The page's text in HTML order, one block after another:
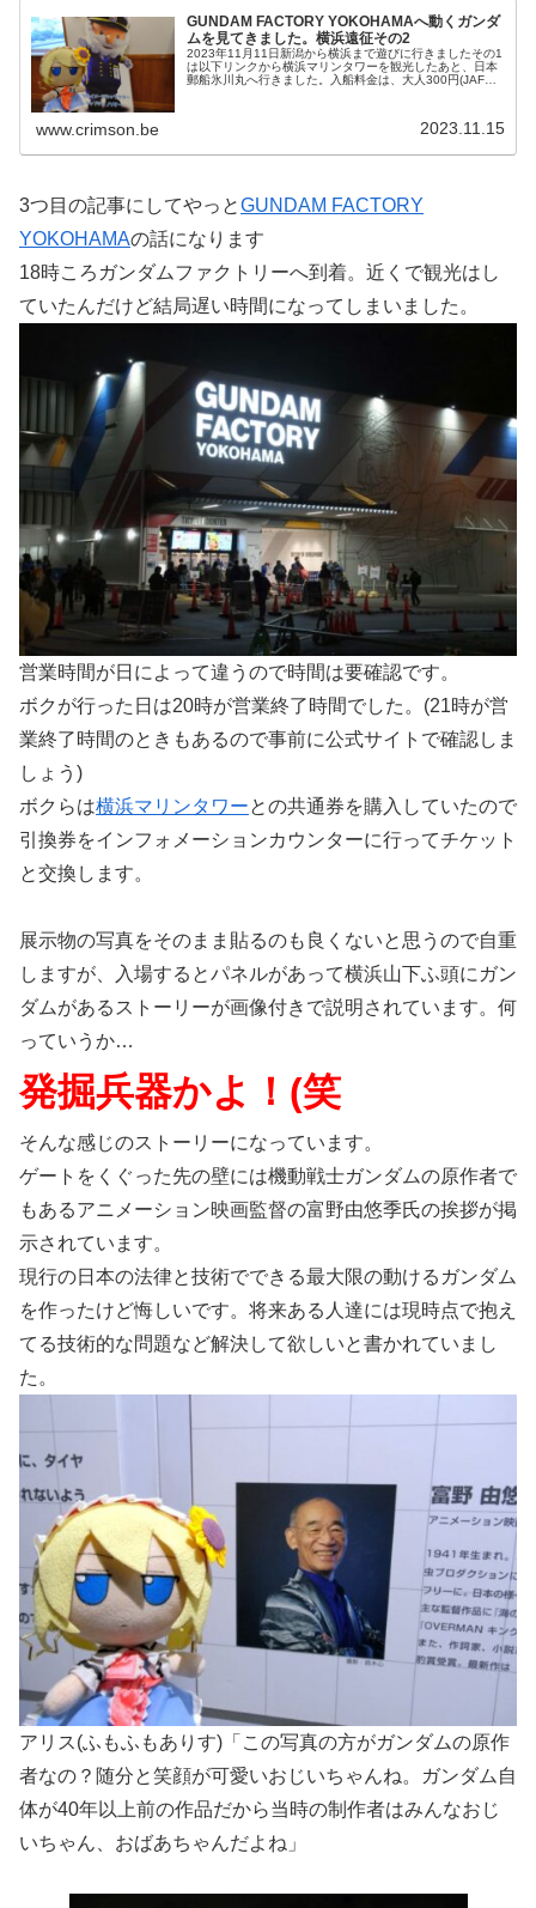
GUNDAM FACTORY YOKOHAMAへ動くガンダ
ムを見てきました。横浜遠征その2
2023年11月11日新潟から横浜まで遊びに行きましたその1
は以下リンクから横浜マリンタワーを観光したあと、日本
郵船氷川丸へ行きました。入船料金は、大人300円(JAFの
www.crimson.be 2023.11.15
3つ目の記事にしてやっとGUNDAM FACTORY
YOKOHAMAの話になります
18時ころガンダムファクトリーへ到着。近くで観光はし
ていたんだけど結局遅い時間になってしまいました。
営業時間が日によって違うので時間は要確認です。
ボクが行った日は20時が営業終了時間でした。(21時が営
業終了時間のときもあるので事前に公式サイトで確認しま
しょう)
ボクらは横浜マリンタワーとの共通券を購入していたので
引換券をインフォメーションカウンターに行ってチケット
と交換します。
展示物の写真をそのまま貼るのも良くないと思うので自重
しますが、入場するとパネルがあって横浜山下ふ頭にガン
ダムがあるストーリーが画像付きで説明されています。何
っていうか…
発掘兵器かよ！(笑
そんな感じのストーリーになっています。
ゲートをくぐった先の壁には機動戦士ガンダムの原作者で
もあるアニメーション映画監督の富野由悠季氏の挨拶が掲
示されています。
現行の日本の法律と技術でできる最大限の動けるガンダム
を作ったけど悔しいです。将来ある人達には現時点で抱え
てる技術的な問題など解決して欲しいと書かれていまし
た。
アリス(ふもふもありす)「この写真の方がガンダムの原作
者なの？随分と笑顔が可愛いおじいちゃんね。ガンダム自
体が40年以上前の作品だから当時の制作者はみんなおじ
いちゃん、おばあちゃんだよね」